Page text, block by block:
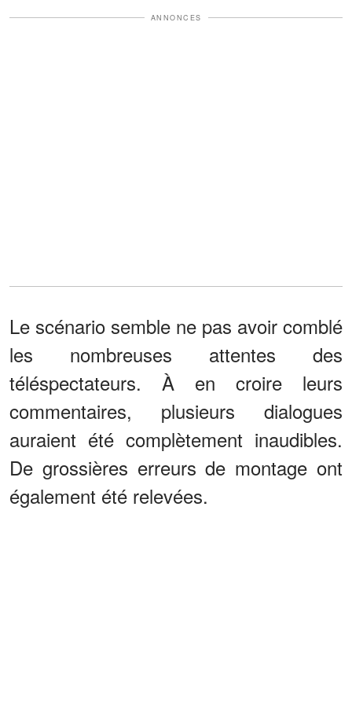
ANNONCES
Le scénario semble ne pas avoir comblé
les nombreuses attentes des
téléspectateurs. À en croire leurs
commentaires, plusieurs dialogues
auraient été complètement inaudibles.
De grossières erreurs de montage ont
également été relevées.